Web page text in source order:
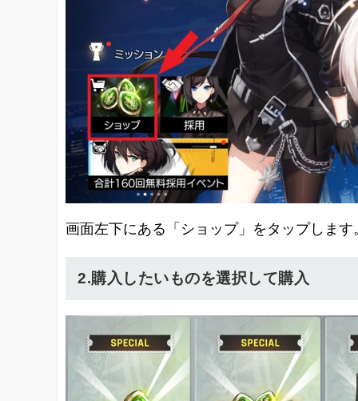
画面左下にある「ショップ」をタップします
2.購入したいものを選択して購入